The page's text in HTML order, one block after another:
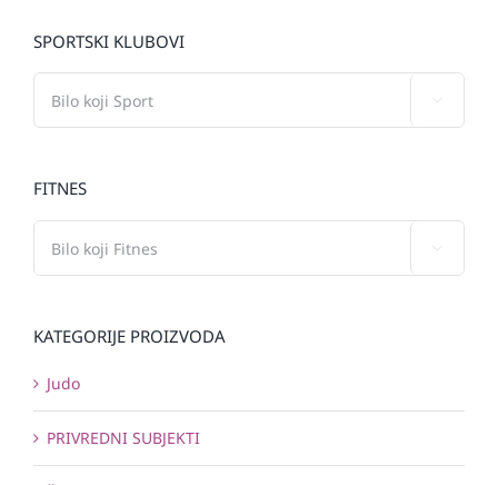
SPORTSKI KLUBOVI
FITNES
KATEGORIJE PROIZVODA
Judo
PRIVREDNI SUBJEKTI